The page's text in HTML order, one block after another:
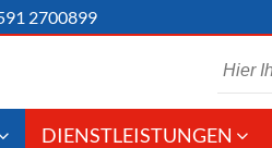
2700899
DIENSTLEISTUNGEN